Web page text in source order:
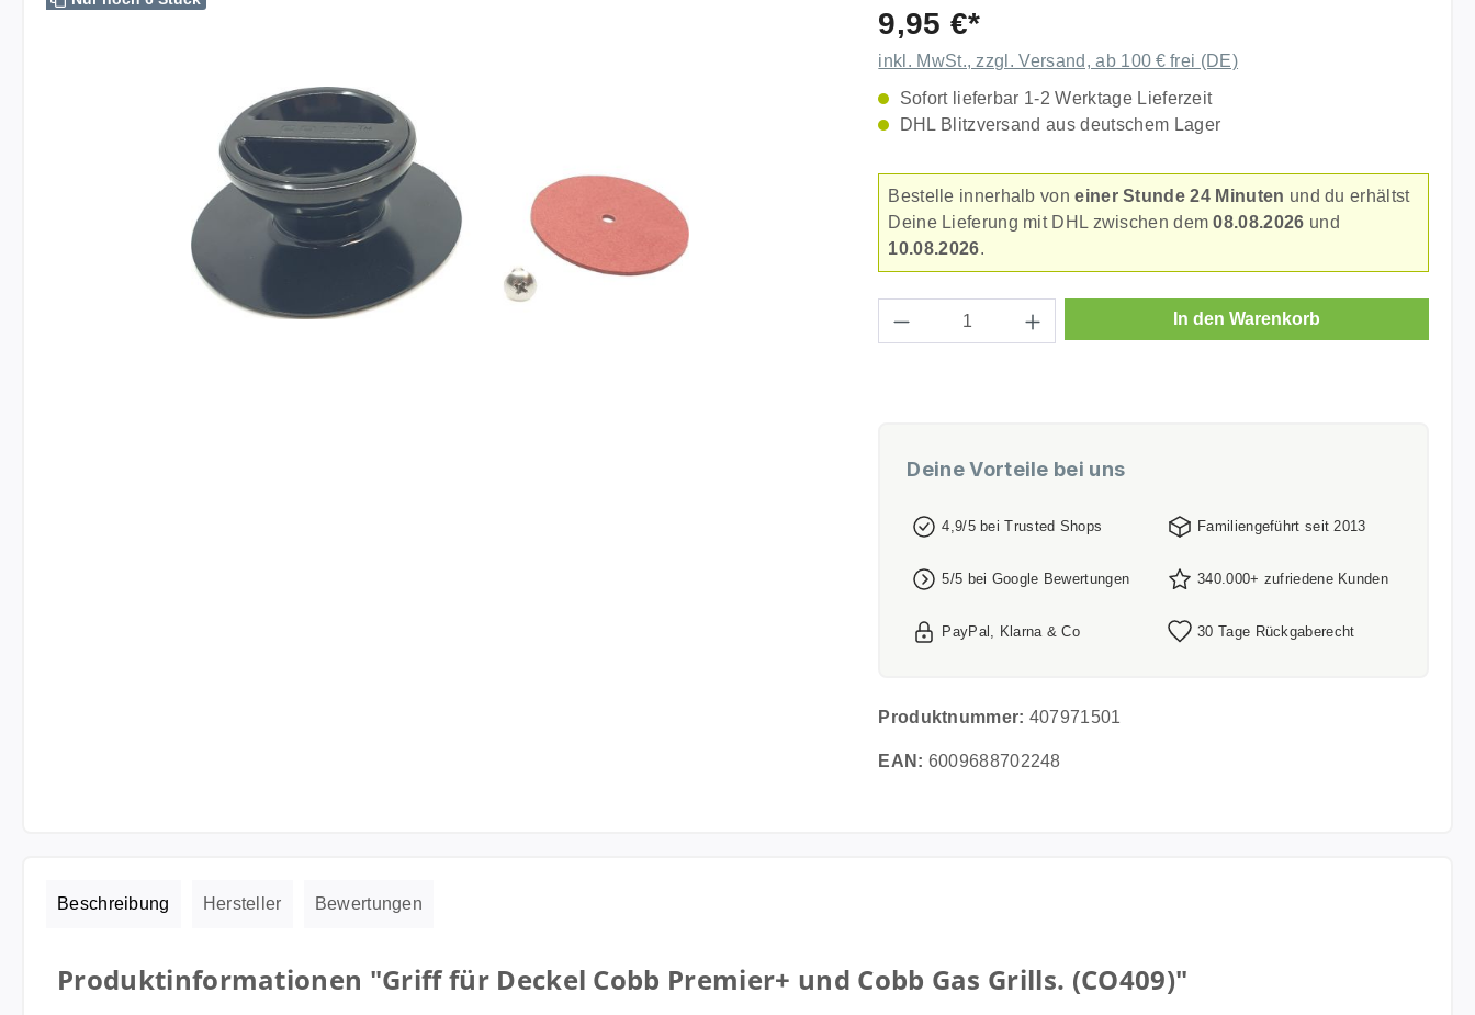
9,95 €*
inkl. MwSt., zzgl. Versand, ab 100 € frei (DE)
Sofort lieferbar 1-2 Werktage Lieferzeit
DHL Blitzversand aus deutschem Lager
Bestelle innerhalb voneiner Stunde 24 Minuten und du erhältst
Deine Lieferung mit DHL zwischen dem08.08.2026 und
10.08.2026.
Produkt Anzahl: Gib den gewünschten Wert ein
In den Warenkorb
Deine Vorteile bei uns
4,9/5 bei Trusted Shops Familiengeführt seit 2013
5/5 bei Google Bewertungen 340.000+ zufriedene Kunden
PayPal, Klarna & Co 30 Tage Rückgaberecht
Produktnummer: 407971501
EAN: 6009688702248
Beschreibung Hersteller Bewertungen
Produktinformationen "Griff für Deckel Cobb Premier+ und Cobb Gas Grills. (CO409)"